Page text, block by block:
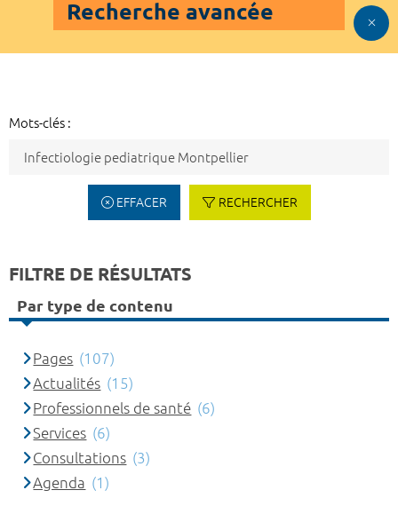
Recherche avancée
Mots-clés :
EFFACER RECHERCHER
FILTRE DE RÉSULTATS
Par type de contenu
Pages (107)
Actualités (15)
Professionnels de santé (6)
Services (6)
Consultations (3)
Agenda (1)